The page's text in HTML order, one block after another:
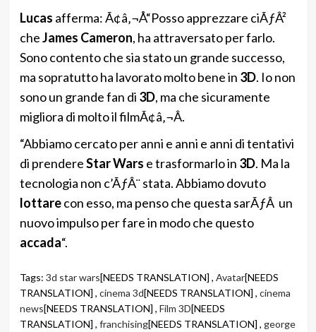
Lucas afferma: Ã¢â‚¬Å“Posso apprezzare ciÃƒÂ²
cheJames Cameron, ha attraversato per farlo.
Sono contento che sia stato un grande successo,
ma sopratutto ha lavorato molto bene in 3D. Io non
sono un grande fan di 3D, ma che sicuramente
migliora di molto il filmÃ¢â‚¬Â.
“Abbiamo cercato per anni e anni e anni di tentativi
di prendereStar Wars e trasformarlo in 3D. Ma la
tecnologia non c’ÃƒÂ¨ stata. Abbiamo dovuto
lottarecon esso, ma penso che questa sarÃƒÂ un
nuovo impulso per fare in modo che questo
accada“.
Tags: 3d star wars[NEEDS TRANSLATION] , Avatar[NEEDS
TRANSLATION] , cinema 3d[NEEDS TRANSLATION] , cinema
news[NEEDS TRANSLATION] , Film 3D[NEEDS
TRANSLATION] , franchising[NEEDS TRANSLATION] , george